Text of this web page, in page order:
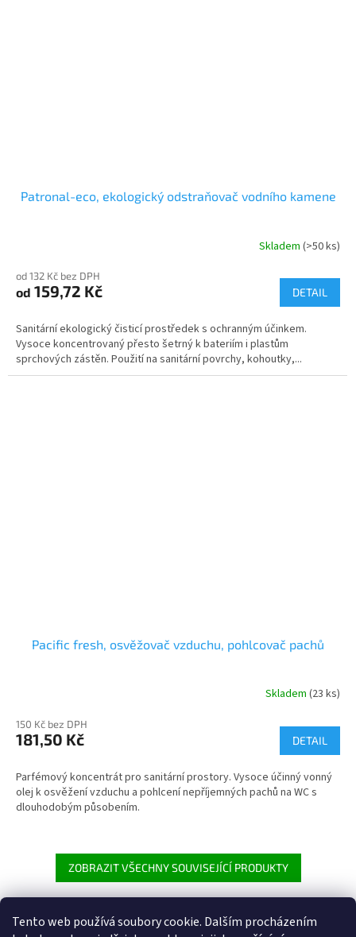
Tento web používá soubory cookie. Dalším procházením
Patronal-eco, ekologický odstraňovač vodního kamene
produktu
je
z
5
hvězdiček.
Skladem(>50 ks)
od 132 Kč bez DPH
od 159,72 Kč DETAIL
Sanitární ekologický čisticí prostředek s ochranným účinkem.
Vysoce koncentrovaný přesto šetrný k bateriím i plastům
sprchových zástěn. Použití na sanitární povrchy, kohoutky,...
Pacific fresh, osvěžovač vzduchu, pohlcovač pachů
Skladem (23 ks)
150 Kč bez DPH
181,50 Kč DETAIL
Parfémový koncentrát pro sanitární prostory. Vysoce účinný vonný
olej k osvěžení vzduchu a pohlcení nepříjemných pachů na WC s
dlouhodobým působením.
ZOBRAZIT VŠECHNY SOUVISEJÍCÍ PRODUKTY